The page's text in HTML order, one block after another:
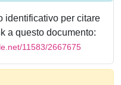
identificativo per citare
a questo documento:
11583/2667675